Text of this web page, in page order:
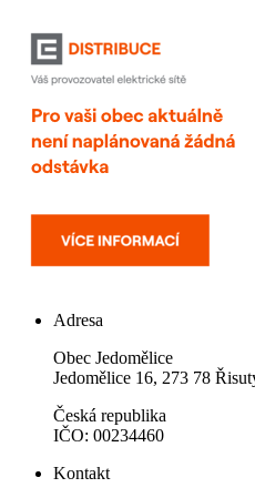
Adresa
Obec Jedomělice
Jedomělice 16, 273 78
Česká republika
IČO: 00234460
Kontakt